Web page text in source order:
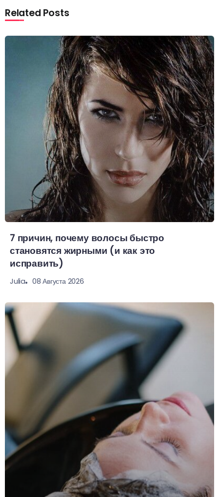
Related Posts
7 причин, почему волосы быстро
становятся жирными (и как это
исправить)
Julia 08 Августа 2026